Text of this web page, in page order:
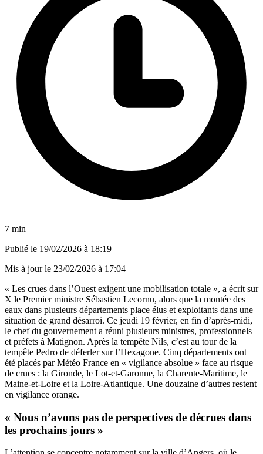
7 min
Publié le 19/02/2026 à 18:19
Mis à jour le 23/02/2026 à 17:04
« Les crues dans l’Ouest exigent une mobilisation totale », a écrit sur
X le Premier ministre Sébastien Lecornu, alors que la montée des
eaux dans plusieurs départements place élus et exploitants dans une
situation de grand désarroi. Ce jeudi 19 février, en fin d’après-midi,
le chef du gouvernement a réuni plusieurs ministres, professionnels
et préfets à Matignon. Après la tempête Nils, c’est au tour de la
tempête Pedro de déferler sur l’Hexagone. Cinq départements ont
été placés par Météo France en « vigilance absolue » face au risque
de crues : la Gironde, le Lot-et-Garonne, la Charente-Maritime, le
Maine-et-Loire et la Loire-Atlantique. Une douzaine d’autres restent
en vigilance orange.
« Nous n’avons pas de perspectives de décrues dans
les prochains jours »